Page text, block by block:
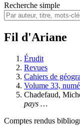
Recherche simple
Fil d'Ariane
Érudit
Revues
Cahiers de
Volume 33,
Chadefaud,
pays …
Comptes rendus